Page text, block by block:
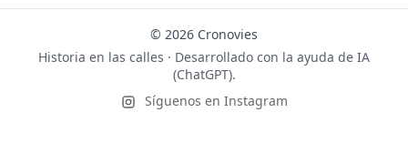
© 2026 Cronovies
Historia en las calles · Desarrollado con la ayuda de IA
(ChatGPT).
Síguenos en Instagram